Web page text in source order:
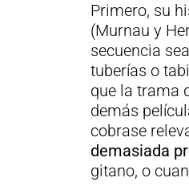
Primero, su
(Murnau y
secuencia
tuberías o
que la trama
demás
cobrase
demasiada
gitano, o